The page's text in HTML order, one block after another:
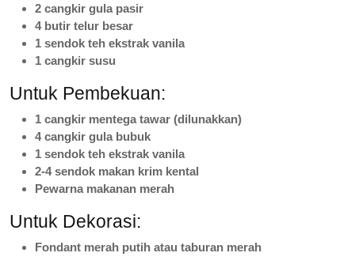
2 cangkir gula pasir
4 butir telur besar
1 sendok teh ekstrak vanila
1 cangkir susu
Untuk Pembekuan:
1 cangkir mentega tawar (dilunakkan)
4 cangkir gula bubuk
1 sendok teh ekstrak vanila
2-4 sendok makan krim kental
Pewarna makanan merah
Untuk Dekorasi:
Fondant merah putih atau taburan merah